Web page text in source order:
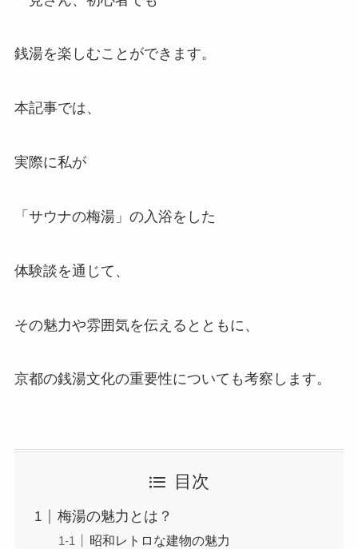
銭湯を楽しむことができます。
本記事では、
実際に私が
「サウナの梅湯」の入浴をした
体験談を通じて、
その魅力や雰囲気を伝えるとともに、
京都の銭湯文化の重要性についても考察します。
目次
梅湯の魅力とは？
昭和レトロな建物の魅力